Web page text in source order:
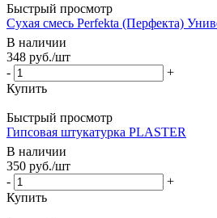
Быстрый просмотр
Сухая смесь Perfekta (Перфекта)
В наличии
348 руб./шт
-
+
Купить
Быстрый просмотр
Гипсовая штукатурка PLASTER
В наличии
350 руб./шт
-
+
Купить